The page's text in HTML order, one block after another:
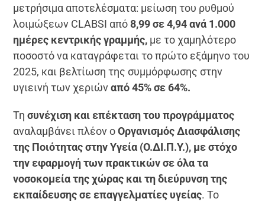
μετρήσιμα αποτελέσματα: μείωση του ρυθμού
λοιμώξεων CLABSI από8,99 σε 4,94 ανά 1.000
ημέρες κεντρικής γραμμής, με το χαμηλότερο
ποσοστό να καταγράφεται το πρώτο εξάμηνο του
2025, και βελτίωση της συμμόρφωσης στην
υγιεινή των χεριώναπό 45% σε 64%.
Τησυνέχιση και επέκταση του προγράμματος
αναλαμβάνει πλέον οΟργανισμός Διασφάλισης
της Ποιότητας στην Υγεία (Ο.ΔΙ.Π.Υ.), με στόχο
την εφαρμογή των πρακτικών σε όλα τα
νοσοκομεία της χώρας και τη διεύρυνση της
εκπαίδευσης σε επαγγελματίες υγείας. Το